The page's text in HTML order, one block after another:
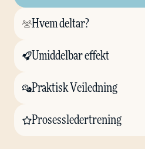
Hvem deltar?
Umiddelbar effekt
Praktisk Veiledning
Prosessledertrening